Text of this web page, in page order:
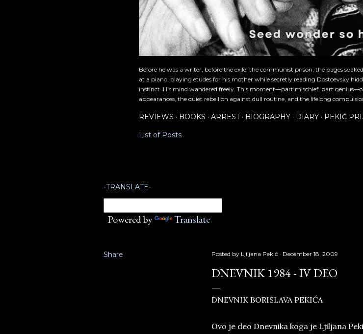
Before he was a writer, before the exile, the communist prison, the pages
at a piano, playing etudes for his mother while secretly reading Dostoevsky
instinct. His mind wandered freely. This moment—part mischief, part
appearances, the quiet rebellion against dull routine, and the lifelong
REVIEWS BOOKS ARREST BIOGRAPHY DIARY PEKIĆ
List of Posts
-TRANSLATE-
Powered by Translate
Share Posted by Ljiljana Pekić December 18, 2009
DNEVNIK 1984 - IV DEO
DNEVNIK BORISLAVA PEKIĆA
Ovo je deo Dnevnika koga je Ljiljana